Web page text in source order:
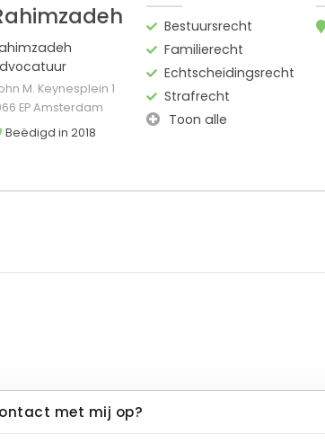
M. Keynesplein 1
EP Amsterdam
Beëdigd in 2018
Bestuursrecht
Familierecht
Echtscheidingsrecht
Strafrecht
Toon alle
met mij op?